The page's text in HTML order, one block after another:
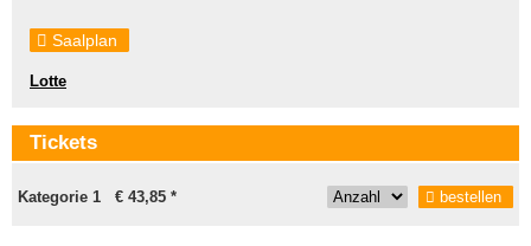
Saalplan
Lotte
Tickets
Kategorie 1 € 43,85 * bestellen